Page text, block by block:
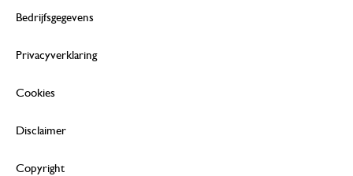
Bedrijfsgegevens
Privacyverklaring
Cookies
Disclaimer
Copyright